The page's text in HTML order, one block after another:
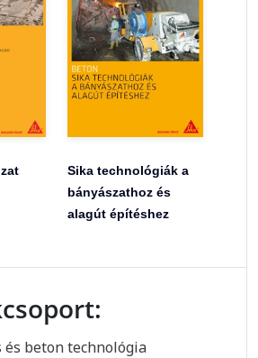
Sika technológiák a
bányászathoz és
alagút építéshez
és beton technológia